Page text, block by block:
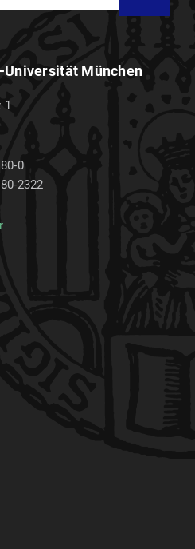
München
1
0
2322